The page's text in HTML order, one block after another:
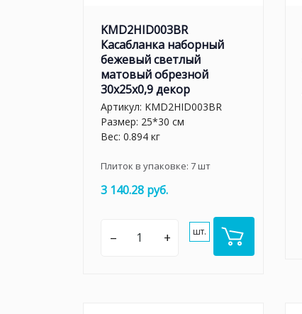
KMD2HID003BR
Касабланка наборный
бежевый светлый
матовый обрезной
30x25x0,9 декор
Артикул: KMD2HID003BR
Размер: 25*30 см
Вес: 0.894 кг
Плиток в упаковке: 7шт
3 140.28 руб.
– + шт.